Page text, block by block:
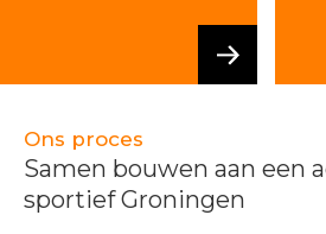
Ons proces
Samen bouwen aan een
sportief Groningen